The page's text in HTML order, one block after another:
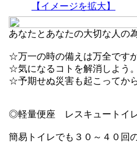
【イメージを拡大】
あなたとあなたの大切な人の
☆万一の時の備えは万全です
☆気になるコトを解消しよう。
☆予期せぬ災害も起こってか
◎軽量便座 レスキュートイ
簡易トイレでも３０～４０回